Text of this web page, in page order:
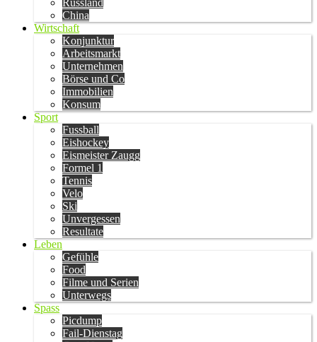
Russland
China
Wirtschaft
Konjunktur
Arbeitsmarkt
Unternehmen
Börse und Co
Immobilien
Konsum
Sport
Fussball
Eishockey
Eismeister Zaugg
Formel 1
Tennis
Velo
Ski
Unvergessen
Resultate
Leben
Gefühle
Food
Filme und Serien
Unterwegs
Spass
Picdump
Fail-Dienstag